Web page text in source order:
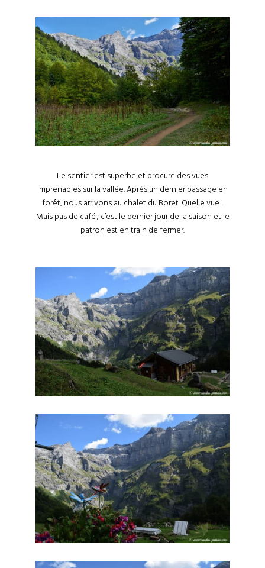
Le sentier est superbe et procure des vues
imprenables sur la vallée. Après un dernier passage en
forêt, nous arrivons au chalet du Boret. Quelle vue !
Mais pas de café ; c’est le dernier jour de la saison et le
patron est en train de fermer.